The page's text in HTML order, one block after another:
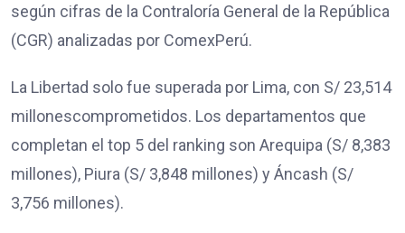
según cifras de la Contraloría General de la República
(CGR) analizadas por ComexPerú.
La Libertad solo fue superada por Lima, con S/ 23,514
millonescomprometidos. Los departamentos que
completan el top 5 del ranking son Arequipa (S/ 8,383
millones), Piura (S/ 3,848 millones) y Áncash (S/
3,756 millones).